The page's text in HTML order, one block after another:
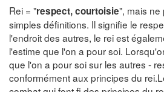
Rei = "respect, courtoisie", mais ne
simples définitions. Il signifie le
l'endroit des autres, le rei est
l'estime que l'on a pour soi.
que l'on a pour soi sur les autres -
conformément aux principes du